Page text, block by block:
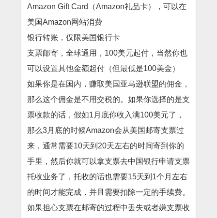
Amazon Gift Card（Amazon礼品卡），可以在
美国Amazon网站消费
银行转账，仅限美国银行卡
支票邮寄，全球通用，100美元起付，当然你也
可以设置其他金额起付（但最低是100美金）
如果你是在国内，赚取美国亚马逊联盟的佣金，
那么这个佣金是不用交税的。如果你选择的是支
票收款的话，假如1月底你收入满100美元了，
那么3月底的时候Amazon会从美国邮寄支票过
来，通常需要10天到20天左右的时间寄到你的
手里，然后你就可以拿支票去中国银行申请支票
托收业务了，托收的话也需要15天到1个月左右
的时间才能完成，并且需要扣除一定的手续费。
如果担心支票在邮寄的过程中丢失或者嫌支票收